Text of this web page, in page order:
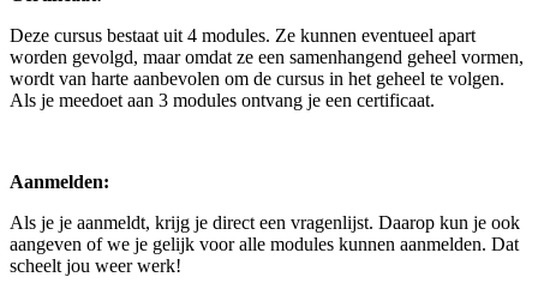
Deze cursus bestaat uit 4 modules. Ze kunnen eventueel apart
worden gevolgd, maar omdat ze een samenhangend geheel vormen,
wordt van harte aanbevolen om de cursus in het geheel te volgen.
Als je meedoet aan 3 modules ontvang je een certificaat.
Aanmelden:
Als je je aanmeldt, krijg je direct een vragenlijst. Daarop kun je ook
aangeven of we je gelijk voor alle modules kunnen aanmelden. Dat
scheelt jou weer werk!